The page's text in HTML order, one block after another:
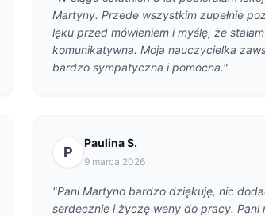
Martyny. Przede wszystkim zupełnie
lęku przed mówieniem i myślę, że
komunikatywna. Moja nauczycielka
bardzo sympatyczna i pomocna."
P
Paulina S.
9 marca 2026
"Pani Martyno bardzo dziękuję, nic
serdecznie i życzę weny do pracy. Pani